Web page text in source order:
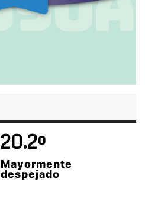
20.2º
Mayormente
despejado